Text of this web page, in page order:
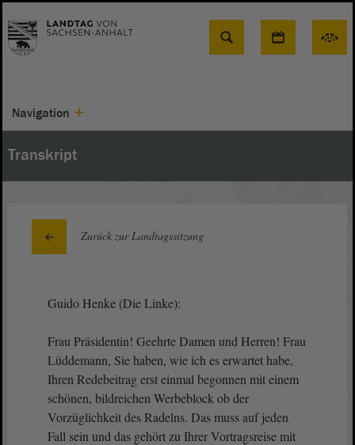
Suche
Navigation
Transkript
Zurück zur Landtagssitzung
Guido Henke (Die Linke):
Frau Präsidentin! Geehrte Damen und Herren! Frau
Lüddemann, Sie haben, wie ich es erwartet habe,
Ihren Redebeitrag erst einmal begonnen mit einem
schönen, bildreichen Werbeblock ob der
Vorzüglichkeit des Radelns. Das muss auf jeden
Fall sein und das gehört zu Ihrer Vortragsreise mit